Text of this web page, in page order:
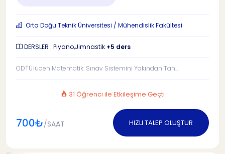
Orta Doğu Teknik Üniversitesi / Mühendislik Fakültesi
DERSLER : Piyano,Jimnastik +5 ders
ODTÜ'lüden Matematik: Sınav Sistemini Yakından Tan...
31 Öğrenci ile Etkileşime Geçti
700₺/SAAT HIZLI TALEP OLUŞTUR